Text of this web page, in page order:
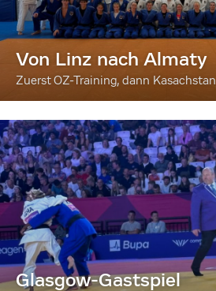
Von Linz nach Almaty
Zuerst OZ-Training, dann Kasachstan
Glasgow-Gastspiel